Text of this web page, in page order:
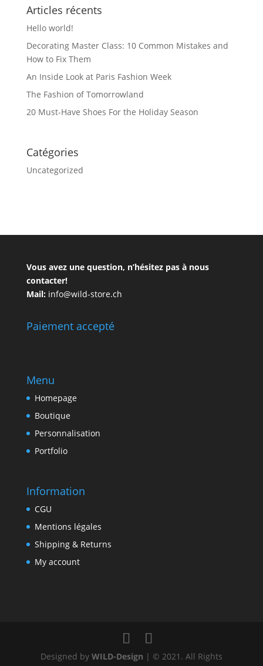
Articles récents
Hello world!
Decorating Master Class: 10 Common Mistakes and
How to Fix Them
An Inside Look at Paris Fashion Week
The Fashion of Tomorrowland
20 Must-Have Shoes For the Holiday Season
Catégories
Uncategorized
Vous avez une question, n’hésitez pas à nous
contacter!
Mail:info@wild-store.ch
Paiement accepté
Menu
Homepage
Boutique
Personnalisation
Portfolio
Information
CGU
Mentions légales
Shipping & Returns
My account
Designed by WILD-Design | © 2021. All Rights